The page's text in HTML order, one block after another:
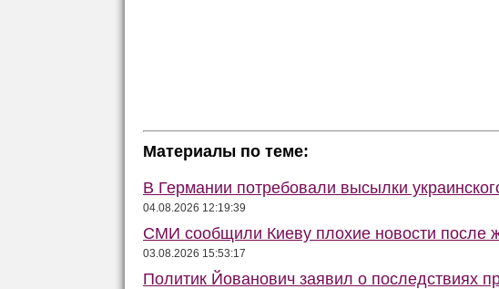
Материалы по теме:
В Германии потребовали высылки
04.08.2026 12:19:39
СМИ сообщили Киеву плохие новости после
03.08.2026 15:53:17
Политик Йованович заявил о последствиях